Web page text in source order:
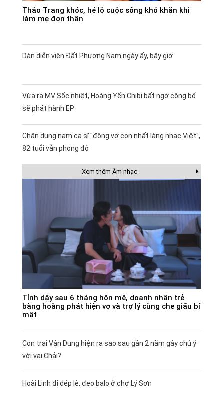
Thảo Trang khóc, hé lộ cuộc sống khó khăn khi
làm mẹ đơn thân
Dàn diễn viên Đất Phương Nam ngày ấy, bây giờ
Vừa ra MV Sốc nhiệt, Hoàng Yến Chibi bất ngờ công bố
sẽ phát hành EP
Chân dung nam ca sĩ "đông vợ con nhất làng nhạc Việt",
82 tuổi vẫn phong độ
Xem thêm Âm nhạc
Tỉnh dậy sau 6 tháng hôn mê, doanh nhân trẻ
bàng hoàng phát hiện vợ và trợ lý cùng che giấu bí
mật
Con trai Vân Dung hiện ra sao sau gần 2 năm gây chú ý
với vai Chải?
Hoài Linh đi dép lê, đeo balo ở chợ Lý Sơn